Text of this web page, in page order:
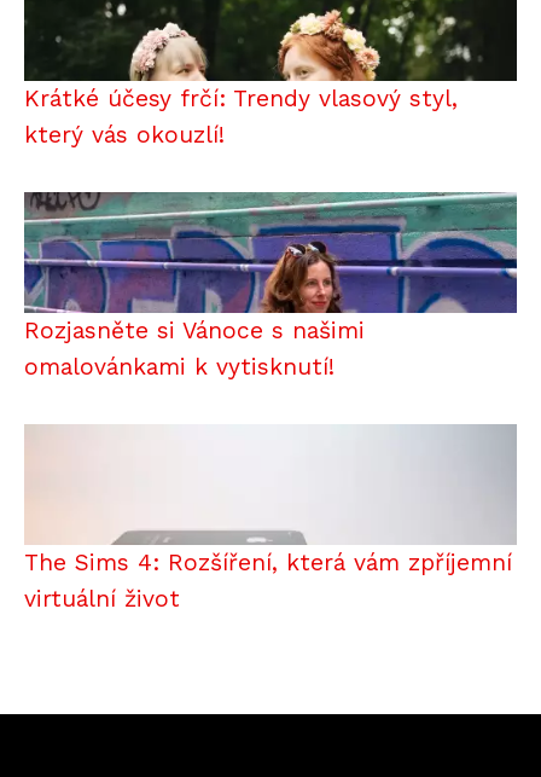
Krátké účesy frčí: Trendy vlasový styl,
který vás okouzlí!
Rozjasněte si Vánoce s našimi
omalovánkami k vytisknutí!
The Sims 4: Rozšíření, která vám zpříjemní
virtuální život